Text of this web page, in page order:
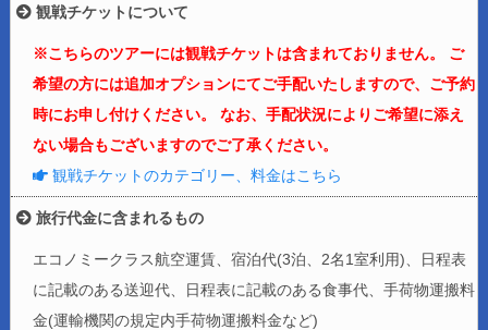
観戦チケットについて
※こちらのツアーには観戦チケットは含まれておりません。 ご
希望の方には追加オプションにてご手配いたしますので、ご予約
時にお申し付けください。 なお、手配状況によりご希望に添え
ない場合もございますのでご了承ください。
観戦チケットのカテゴリー、料金はこちら
旅行代金に含まれるもの
エコノミークラス航空運賃、宿泊代(3泊、2名1室利用)、日程表
に記載のある送迎代、日程表に記載のある食事代、手荷物運搬料
金(運輸機関の規定内手荷物運搬料金など)